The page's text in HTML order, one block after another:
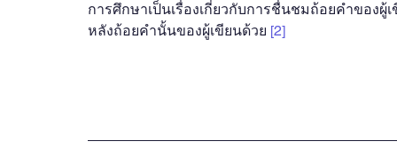
การศึกษาเป็นเรื่องเกี่ยวกับการชื่นชมถ้อยคำของผู้
หลังถ้อยคำนั้นของผู้เขียนด้วย [2]